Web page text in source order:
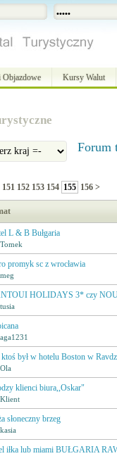
Objazdowe Kursy Walut
Forum
151 152 153 154 155 156 >
L & B Bułgaria
promyk sc z wrocławia
HOLIDAYS 3* czy
był w hotelu Boston w
klienci biura,,Oskar"
słoneczny brzeg
iłka lub miami BUŁGARIA